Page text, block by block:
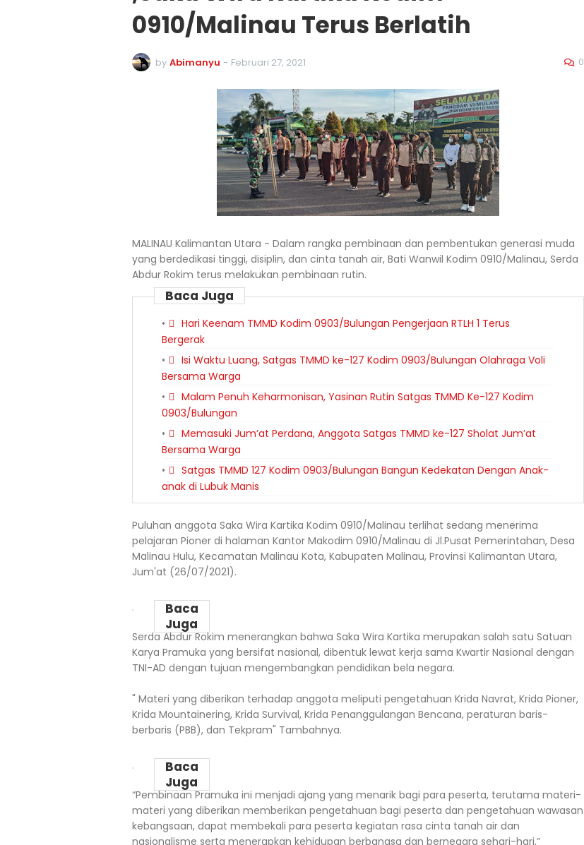
0910/Malinau Terus Berlatih
by Abimanyu - Februari 27, 2021 0
MALINAU Kalimantan Utara - Dalam rangka pembinaan dan pembentukan generasi muda
yang berdedikasi tinggi, disiplin, dan cinta tanah air, Bati Wanwil Kodim 0910/Malinau, Serda
Abdur Rokim terus melakukan pembinaan rutin.
Baca Juga
Hari Keenam TMMD Kodim 0903/Bulungan Pengerjaan RTLH 1 Terus
Bergerak
Isi Waktu Luang, Satgas TMMD ke-127 Kodim 0903/Bulungan Olahraga Voli
Bersama Warga
Malam Penuh Keharmonisan, Yasinan Rutin Satgas TMMD Ke-127 Kodim
0903/Bulungan
Memasuki Jum’at Perdana, Anggota Satgas TMMD ke-127 Sholat Jum’at
Bersama Warga
Satgas TMMD 127 Kodim 0903/Bulungan Bangun Kedekatan Dengan Anak-
anak di Lubuk Manis
Puluhan anggota Saka Wira Kartika Kodim 0910/Malinau terlihat sedang menerima
pelajaran Pioner di halaman Kantor Makodim 0910/Malinau di Jl.Pusat Pemerintahan, Desa
Malinau Hulu, Kecamatan Malinau Kota, Kabupaten Malinau, Provinsi Kalimantan Utara,
Jum'at (26/07/2021).
Baca
Juga
Serda Abdur Rokim menerangkan bahwa Saka Wira Kartika merupakan salah satu Satuan
Karya Pramuka yang bersifat nasional, dibentuk lewat kerja sama Kwartir Nasional dengan
TNI-AD dengan tujuan mengembangkan pendidikan bela negara.
" Materi yang diberikan terhadap anggota meliputi pengetahuan Krida Navrat, Krida Pioner,
Krida Mountainering, Krida Survival, Krida Penanggulangan Bencana, peraturan baris-
berbaris (PBB), dan Tekpram" Tambahnya.
Baca
Juga
“Pembinaan Pramuka ini menjadi ajang yang menarik bagi para peserta, terutama materi-
materi yang diberikan memberikan pengetahuan bagi peserta dan pengetahuan wawasan
kebangsaan, dapat membekali para peserta kegiatan rasa cinta tanah air dan
nasionalisme serta menerapkan kehidupan berbangsa dan bernegara sehari-hari,”